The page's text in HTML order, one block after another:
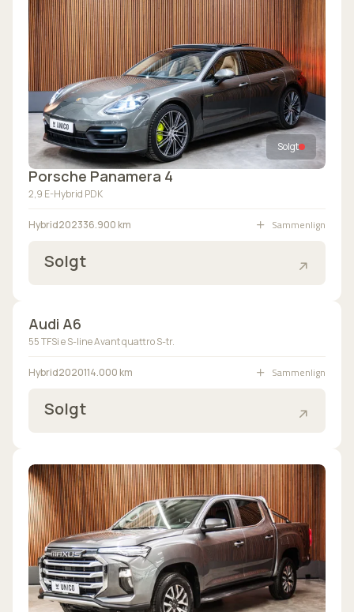
Solgt
Porsche Panamera 4
2,9 E-Hybrid PDK
Hybrid202336.900 km Sammenlign
Solgt
Bilen er på vej ind
Audi A6
55 TFSi e S-line Avant quattro S-tr.
Hybrid2020114.000 km Sammenlign
Solgt